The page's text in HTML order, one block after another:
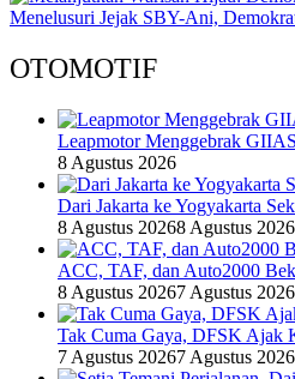
Menelusuri Jejak SBY-Ani,
OTOMOTIF
Leapmotor Menggebrak
8 Agustus 2026
Dari Jakarta ke Yogyakarta
8 Agustus 20268 Agustus 2026
ACC, TAF, dan Auto2000
8 Agustus 20267 Agustus 2026
Tak Cuma Gaya, DFSK Ajak
7 Agustus 20267 Agustus 2026